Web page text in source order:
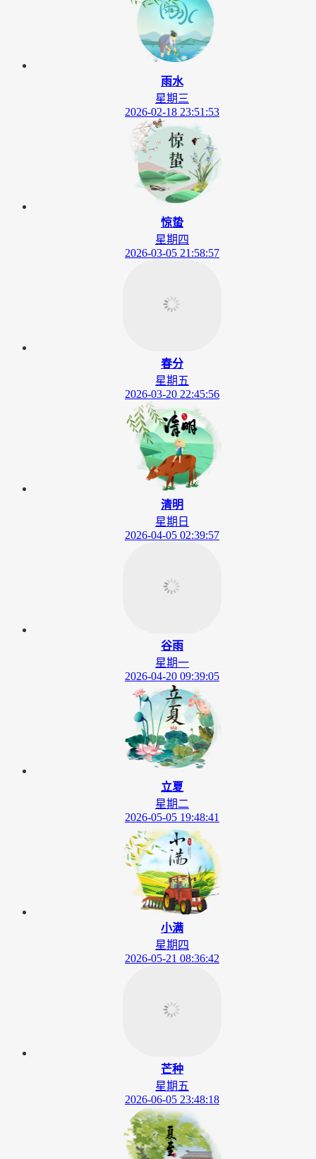
雨水
星期三
2026-02-18 23:51:53
惊蛰
星期四
2026-03-05 21:58:57
春分
星期五
2026-03-20 22:45:56
清明
星期日
2026-04-05 02:39:57
谷雨
星期一
2026-04-20 09:39:05
立夏
星期二
2026-05-05 19:48:41
小满
星期四
2026-05-21 08:36:42
芒种
星期五
2026-06-05 23:48:18